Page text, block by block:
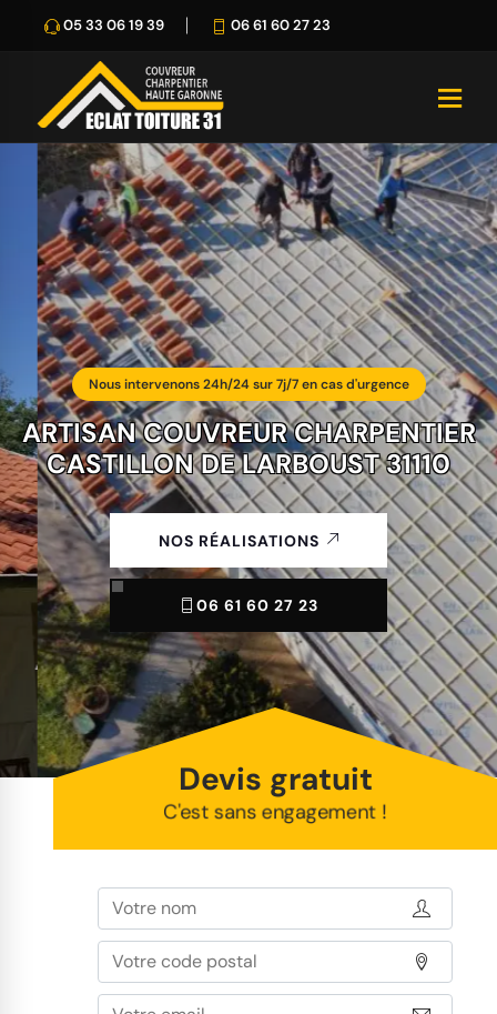
05 33 06 19 39 06 61 60 27 23
Nous intervenons 24h/24 sur 7j/7 en cas d'urgence
ARTISAN COUVREUR CHARPENTIER
CASTILLON DE LARBOUST 31110
NOS RÉALISATIONS
06 61 60 27 23
Devis gratuit
C'est sans engagement !